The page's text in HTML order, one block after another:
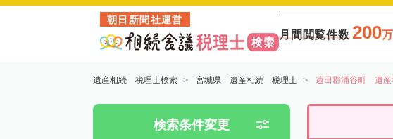
朝日新聞社運営
月間閲覧件数 200万
遺産相続 税理士検索 宮城県 遺産相続 税理士 遠田郡涌谷町 遺
検索条件変更